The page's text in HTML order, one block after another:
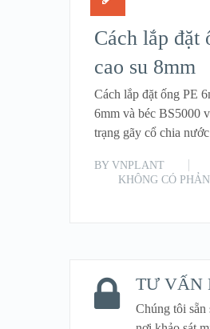
Cách lắp đặt
cao su 8mm
Cách lắp đặt ống PE
6mm và béc BS5000
trạng gãy cổ chia
BYVNPLANT
KHÔNG CÓ
TƯ VẤN
Chúng tôi sẵn